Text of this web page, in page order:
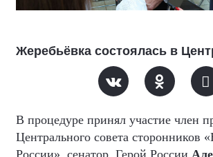
Жеребьёвка состоялась в
В процедуре принял участие член
Центрального совета сторонников